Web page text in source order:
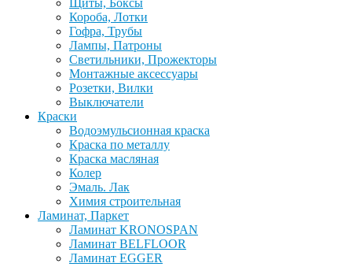
Щиты, Боксы
Короба, Лотки
Гофра, Трубы
Лампы, Патроны
Светильники, Прожекторы
Монтажные аксессуары
Розетки, Вилки
Выключатели
Краски
Водоэмульсионная краска
Краска по металлу
Краска масляная
Колер
Эмаль. Лак
Химия строительная
Ламинат, Паркет
Ламинат KRONOSPAN
Ламинат BELFLOOR
Ламинат EGGER